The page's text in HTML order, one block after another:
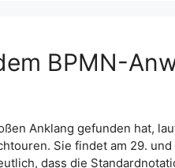
BPMN-
Anklang gefunden hat,
Sie findet am 29.
dass die